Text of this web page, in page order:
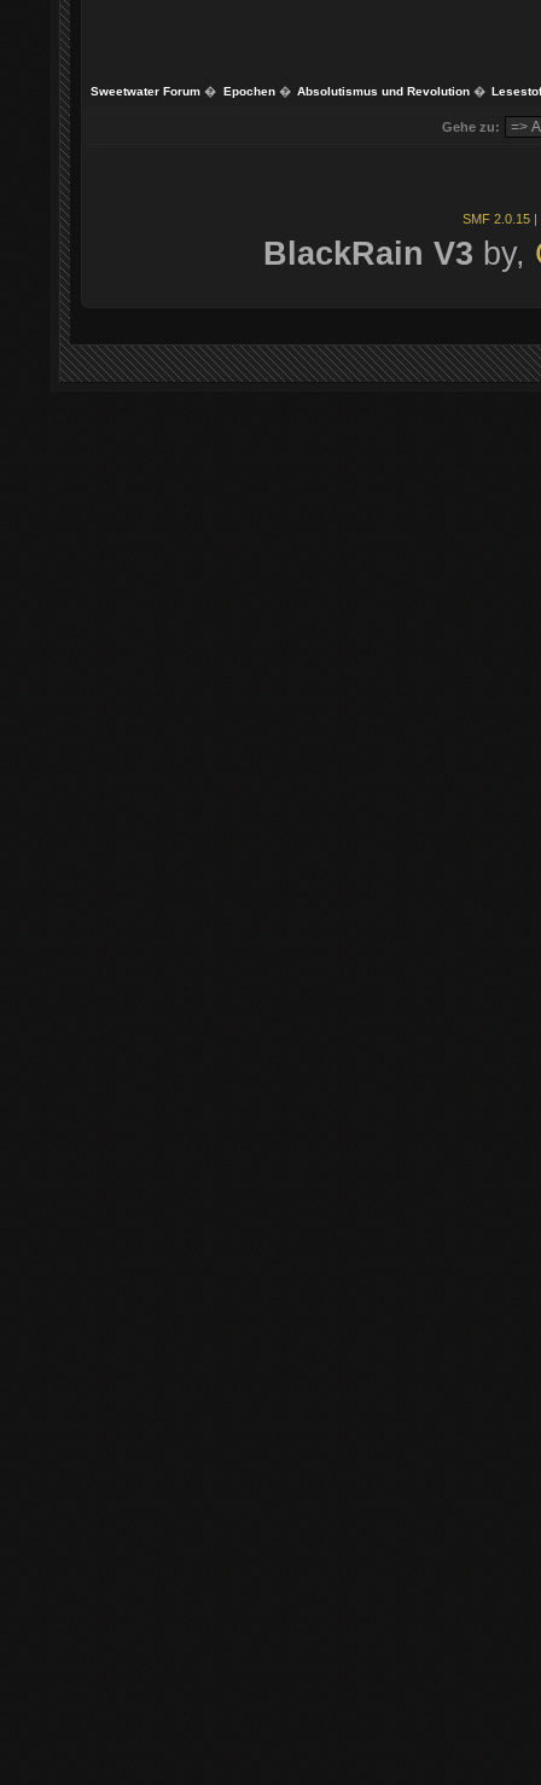
Sweetwater Forum � Epochen� Absolutismus und Revolution�
Gehe zu:
SMF 2.0.15 |
BlackRain V3 by,